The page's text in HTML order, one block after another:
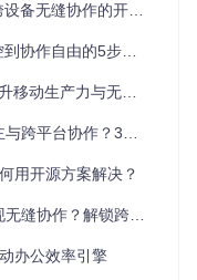
的协作升级
离
料，同时确保部门数
「+」按钮
入空间名称（如"Mar
协作的开源解决方案
自由的5步解决方案
产力与无缝协作体验
3大场景+5个实战技巧
用开源方案解决？
锁跨设备高效工作新方式
办公效率引擎